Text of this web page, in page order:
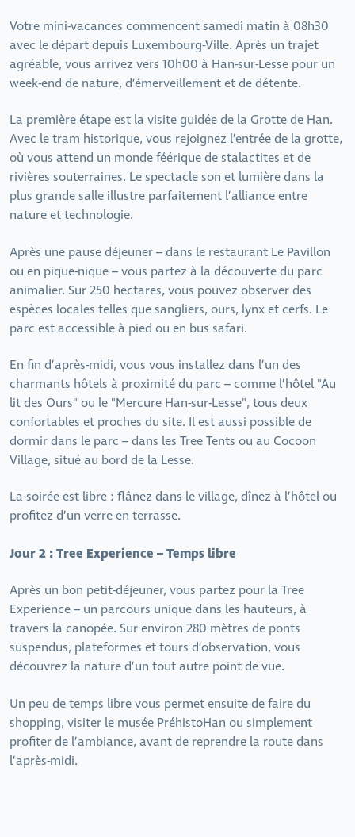
Votre mini-vacances commencent samedi matin à 08h30
avec le départ depuis Luxembourg-Ville. Après un trajet
agréable, vous arrivez vers 10h00 à Han-sur-Lesse pour un
week-end de nature, d’émerveillement et de détente.
La première étape est la visite guidée de la Grotte de Han.
Avec le tram historique, vous rejoignez l’entrée de la grotte,
où vous attend un monde féérique de stalactites et de
rivières souterraines. Le spectacle son et lumière dans la
plus grande salle illustre parfaitement l’alliance entre
nature et technologie.
Après une pause déjeuner – dans le restaurant Le Pavillon
ou en pique-nique – vous partez à la découverte du parc
animalier. Sur 250 hectares, vous pouvez observer des
espèces locales telles que sangliers, ours, lynx et cerfs. Le
parc est accessible à pied ou en bus safari.
En fin d’après-midi, vous vous installez dans l’un des
charmants hôtels à proximité du parc – comme l’hôtel "Au
lit des Ours" ou le "Mercure Han-sur-Lesse", tous deux
confortables et proches du site. Il est aussi possible de
dormir dans le parc – dans les Tree Tents ou au Cocoon
Village, situé au bord de la Lesse.
La soirée est libre : flânez dans le village, dînez à l’hôtel ou
profitez d’un verre en terrasse.
Jour 2 : Tree Experience – Temps libre
Après un bon petit-déjeuner, vous partez pour la Tree
Experience – un parcours unique dans les hauteurs, à
travers la canopée. Sur environ 280 mètres de ponts
suspendus, plateformes et tours d’observation, vous
découvrez la nature d’un tout autre point de vue.
Un peu de temps libre vous permet ensuite de faire du
shopping, visiter le musée PréhistoHan ou simplement
profiter de l’ambiance, avant de reprendre la route dans
l’après-midi.